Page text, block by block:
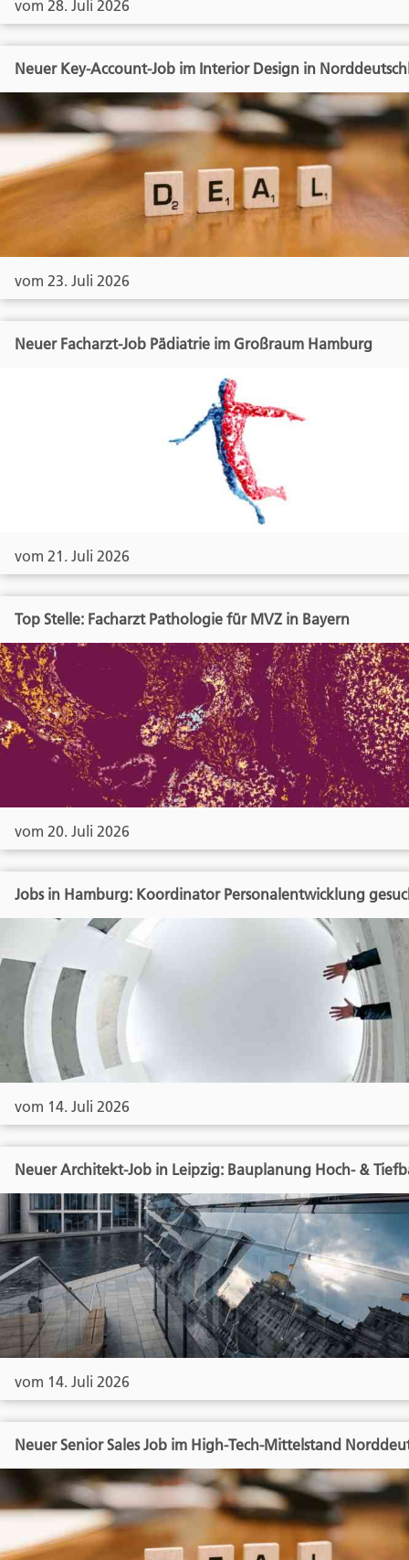
vom 28. Juli 2026
Neuer Key-Account-Job im Interior Design in
vom 23. Juli 2026
Neuer Facharzt-Job Pädiatrie im Großraum Hamburg
vom 21. Juli 2026
Top Stelle: Facharzt Pathologie für MVZ in Bayern
vom 20. Juli 2026
Jobs in Hamburg: Koordinator Personalentwicklung
vom 14. Juli 2026
Neuer Architekt-Job in Leipzig: Bauplanung Hoch- &
vom 14. Juli 2026
Neuer Senior Sales Job im High-Tech-Mittelstand